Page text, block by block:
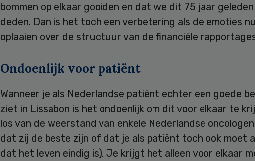
bommen op elkaar gooiden en dat we dit 75 jaar geleden
deden. Dan is het toch een verbetering als de emoties
oplaaien over de structuur van de financiële
Ondoenlijk voor patiënt
Wanneer je als Nederlandse patiënt echter een goede
ziet in Lissabon is het ondoenlijk om dit voor elkaar te
los van de weerstand van enkele Nederlandse
dat zij de beste zijn of dat je als patiënt toch ook moet
dat het leven eindig is). Je krijgt het alleen voor elkaar